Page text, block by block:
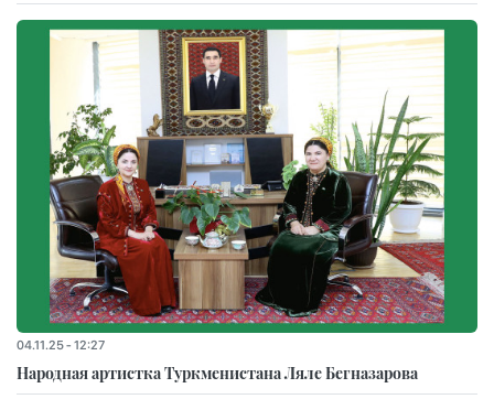
04.11.25 - 12:27
Народная артистка Туркменистана Ляле Бегназарова